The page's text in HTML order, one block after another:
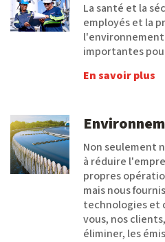
La santé et la
employés et la
importantes
En savoir plus
Non seulement
à réduire
propres
mais nous
technologies et
vous, nos
éliminer, les